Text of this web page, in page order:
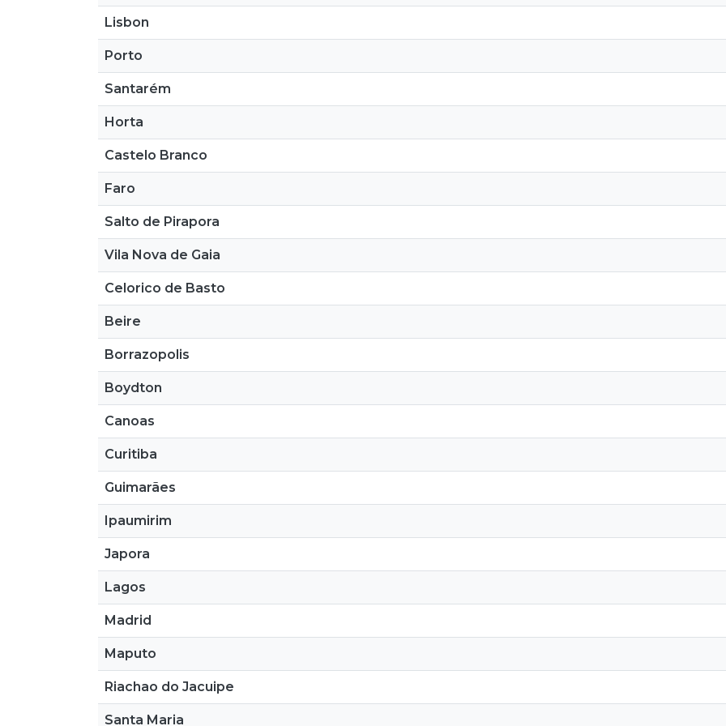
Lisbon
Porto
Santarém
Horta
Castelo Branco
Faro
Salto de Pirapora
Vila Nova de Gaia
Celorico de Basto
Beire
Borrazopolis
Boydton
Canoas
Curitiba
Guimarães
Ipaumirim
Japora
Lagos
Madrid
Maputo
Riachao do Jacuipe
Santa Maria